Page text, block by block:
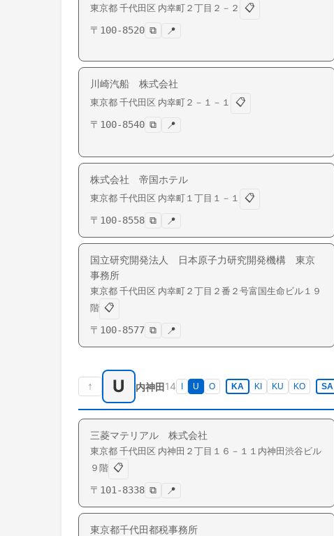
東京都 千代田区 内幸町 ２丁目２－２
📋
〒 100-8520 ⧉ 📍
川崎汽船 株式会社
東京都 千代田区 内幸町 ２－１－１
📋
〒 100-8540 ⧉ 📍
株式会社 帝国ホテル
東京都 千代田区 内幸町 １丁目１－１
📋
〒 100-8558 ⧉ 📍
国立研究開発法人 日本原子力研究開発機構 東京
事務所
東京都 千代田区 内幸町 ２丁目２番２号富国生命ビル１９
階 📋
〒 100-8577 ⧉ 📍
↑ U 内神田14 U O KA KI KU KO SA
三菱マテリアル 株式会社
東京都 千代田区 内神田 ２丁目１６－１１内神田渋谷ビル
９階 📋
〒 101-8338 ⧉ 📍
東京都千代田都税事務所